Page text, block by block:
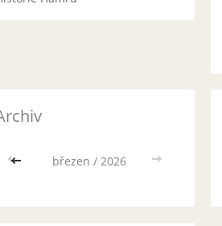
<< březen / 2026 >>